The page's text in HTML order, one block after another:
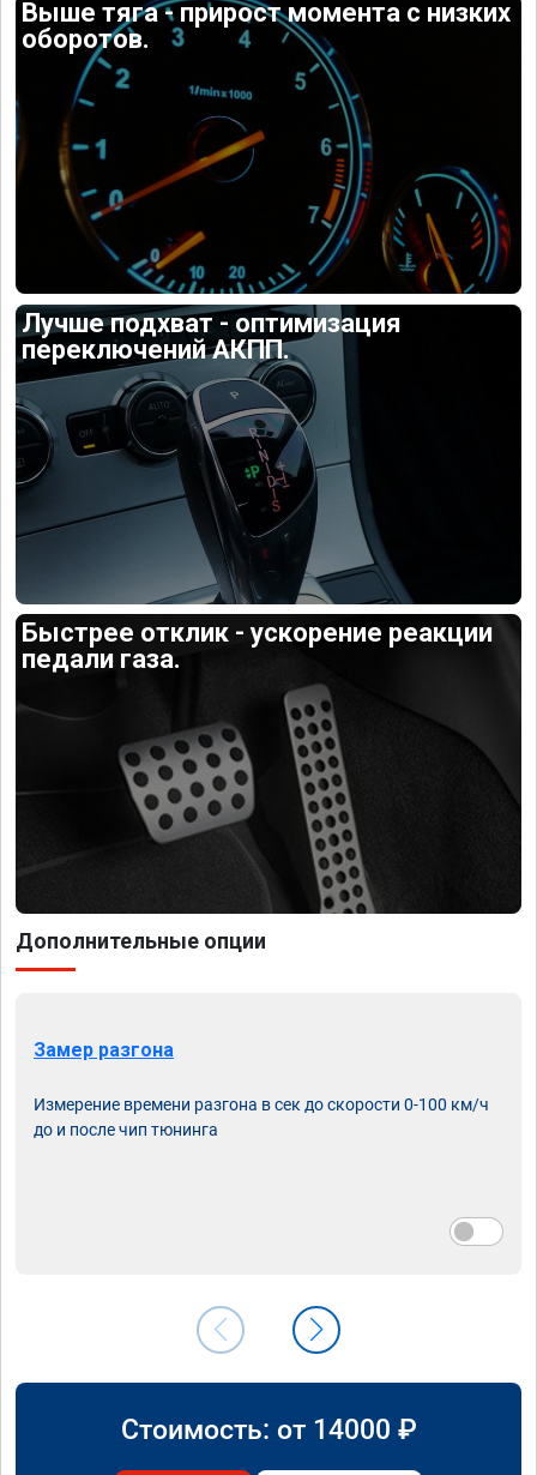
Выше тяга - прирост момента с низких
оборотов.
Лучше подхват - оптимизация
переключений АКПП.
Быстрее отклик - ускорение реакции
педали газа.
Дополнительные опции
Замер разгона
Измерение времени разгона в сек до скорости 0-100 км/ч
до и после чип тюнинга
Стоимость: от 14000 ₽